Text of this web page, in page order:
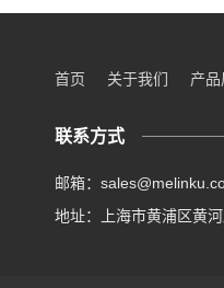
首页 关于我们 产
联系方式
邮箱：
地址：上海市黄浦区黄